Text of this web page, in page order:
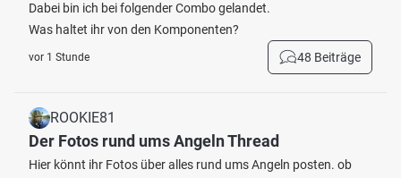
Dabei bin ich bei folgender Combo gelandet.
Was haltet ihr von den Komponenten?
vor 1 Stunde 48 Beiträge
ROOKIE81
Der Fotos rund ums Angeln Thread
Hier könnt ihr Fotos über alles rund ums Angeln posten. ob